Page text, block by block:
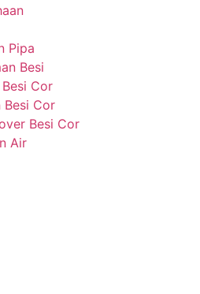
Pipa
Besi
Cor
Besi Cor
Besi Cor
Air